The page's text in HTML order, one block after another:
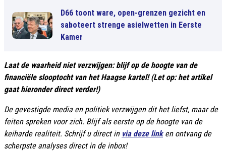
D66 toont ware, open-grenzen gezicht en
saboteert strenge asielwetten in Eerste
Kamer
Laat de waarheid niet verzwijgen: blijf op de hoogte van de
financiële slooptocht van het Haagse kartel! (Let op: het artikel
gaat hieronder direct verder!)
De gevestigde media en politiek verzwijgen dit het liefst, maar de
feiten spreken voor zich. Blijf als eerste op de hoogte van de
keiharde realiteit. Schrijf u direct in via deze linken ontvang de
scherpste analyses direct in de inbox!